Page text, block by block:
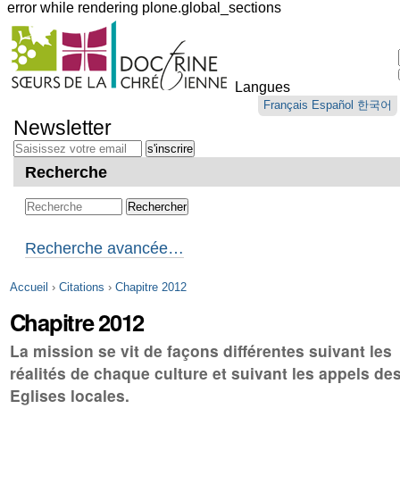
error while rendering plone.global_sections
Outils
personnels
Langues
Français Español 한국어
au
contenu.
Aller
navigation
Newsletter
Recherche
Recherche avancée…
Accueil › Citations › Chapitre 2012
Chapitre 2012
La mission se vit de façons différentes suivant les
réalités de chaque culture et suivant les appels
Eglises locales.